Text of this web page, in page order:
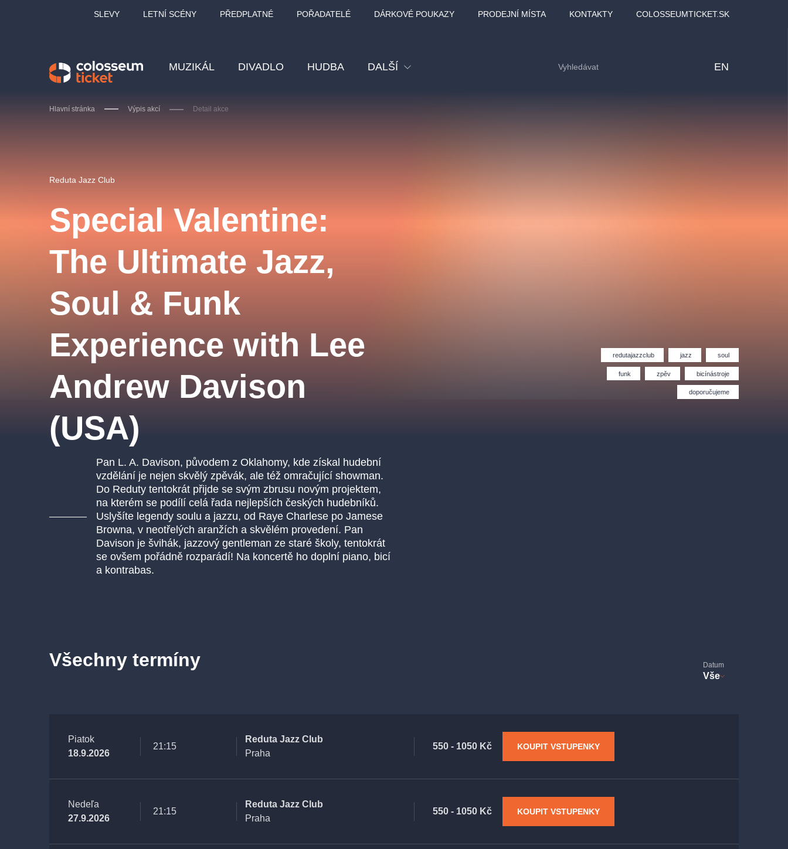
SLEVY LETNÍ SCÉNY PŘEDPLATNÉ POŘADATELÉ DÁRKOVÉ POUKAZY PRODEJNÍ MÍSTA KONTAKTY COLOSSEUMTICKET.SK
MUZIKÁL DIVADLO HUDBA DALŠÍ EN
Hlavní stránka Výpis akcí Detail akce
Reduta Jazz Club
Special Valentine:
The Ultimate Jazz,
Soul & Funk
Experience with Lee
Andrew Davison
(USA)
Pan L. A. Davison, původem z Oklahomy, kde získal hudební
vzdělání je nejen skvělý zpěvák, ale též omračující showman.
Do Reduty tentokrát přijde se svým zbrusu novým projektem,
na kterém se podílí celá řada nejlepších českých hudebníků.
Uslyšíte legendy soulu a jazzu, od Raye Charlese po Jamese
Browna, v neotřelých aranžích a skvělém provedení. Pan
Davison je švihák, jazzový gentleman ze staré školy, tentokrát
se ovšem pořádně rozparádí! Na koncertě ho doplní piano, bicí
a kontrabas.
redutajazzclub jazz soul
funk zpěv bicínástroje
doporučujeme
Všechny termíny Datum
Vše
Piatok
18.9.2026
21:15
Reduta Jazz Club
Praha
550 - 1050 Kč KOUPIT VSTUPENKY
Nedeľa
27.9.2026
21:15
Reduta Jazz Club
Praha
550 - 1050 Kč KOUPIT VSTUPENKY
OBYČEJNÁ HOLKA
2026
Agentura 44, s.r.o.
Pink Panther Agency,
s.r.o.
Ostatní hledají
Nejnavštěvovanější